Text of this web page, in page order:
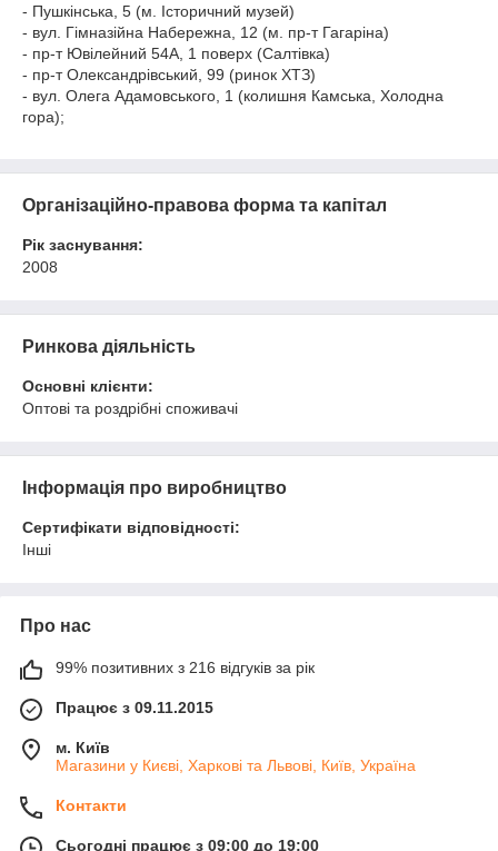
- Пушкінська, 5 (м. Історичний музей)
- вул. Гімназійна Набережна, 12 (м. пр-т Гагаріна)
- пр-т Ювілейний 54А, 1 поверх (Салтівка)
- пр-т Олександрівський, 99 (ринок ХТЗ)
- вул. Олега Адамовського, 1 (колишня Камська, Холодна
гора);
Організаційно-правова форма та капітал
Рік заснування:
2008
Ринкова діяльність
Основні клієнти:
Оптові та роздрібні споживачі
Інформація про виробництво
Сертифікати відповідності:
Інші
Про нас
99% позитивних з 216 відгуків за рік
Працює з 09.11.2015
м. Київ
Магазини у Києві, Харкові та Львові, Київ, Україна
Контакти
Сьогодні працює з 09:00 до 19:00